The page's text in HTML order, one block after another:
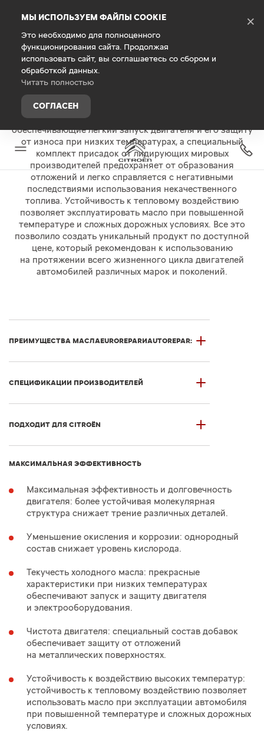
МЫ ИСПОЛЬЗУЕМ ФАЙЛЫ COOKIE
Это необходимо для полноценного
функционирования сайта. Продолжая
использовать сайт, вы соглашаетесь со сбором и
обработкой данных.
Читать полностью
СОГЛАСЕН
×
Главная Владельцам Запасные части и аксессуары
Масла Eurorepar и Autorepar
В маслахEurorepar
высокотехнологичные синтетические базовые масла,
обеспечивающие лёгкий запуск двигателя и его защиту
от износа при низких температурах, а специальный
комплект присадок от лидирующих мировых
производителей предохраняет от образования
отложений и легко справляется с негативными
последствиями использования некачественного
топлива. Устойчивость к тепловому воздействию
позволяет эксплуатировать масло при повышенной
температуре и сложных дорожных условиях. Все это
позволило создать уникальный продукт по доступной
цене, который рекомендован к использованию
на протяжении всего жизненного цикла двигателей
автомобилей различных марок и поколений.
ПРЕИМУЩЕСТВА МАСЛАEUROREPARИAUTOREPAR:
СПЕЦИФИКАЦИИ ПРОИЗВОДИТЕЛЕЙ
ПОДХОДИТ ДЛЯ CITROЁN
МАКСИМАЛЬНАЯ ЭФФЕКТИВНОСТЬ
Максимальная эффективность и долговечность
двигателя: более устойчивая молекулярная
структура снижает трение различных деталей.
Уменьшение окисления и коррозии: однородный
состав снижает уровень кислорода.
Текучесть холодного масла: прекрасные
характеристики при низких температурах
обеспечивают запуск и защиту двигателя
и электрооборудования.
Чистота двигателя: специальный состав добавок
обеспечивает защиту от отложений
на металлических поверхностях.
Устойчивость к воздействию высоких температур:
устойчивость к тепловому воздействию позволяет
использовать масло при эксплуатации автомобиля
при повышенной температуре и сложных дорожных
условиях.